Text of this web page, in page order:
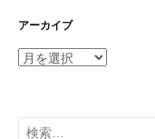
アーカイブ
ア
イ
検